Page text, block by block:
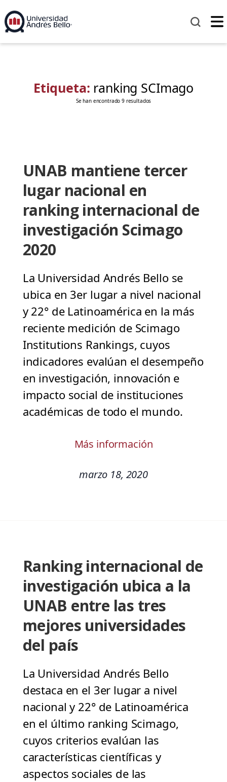
Etiqueta: ranking SCImago
Se han encontrado 9 resultados
UNAB mantiene tercer
lugar nacional en
ranking internacional de
investigación Scimago
2020
La Universidad Andrés Bello se
ubica en 3er lugar a nivel nacional
y 22° de Latinoamérica en la más
reciente medición de Scimago
Institutions Rankings, cuyos
indicadores evalúan el desempeño
en investigación, innovación e
impacto social de instituciones
académicas de todo el mundo.
Más información
marzo 18, 2020
Ranking internacional de
investigación ubica a la
UNAB entre las tres
mejores universidades
del país
La Universidad Andrés Bello
destaca en el 3er lugar a nivel
nacional y 22° de Latinoamérica
en el último ranking Scimago,
cuyos criterios evalúan las
características científicas y
aspectos sociales de las